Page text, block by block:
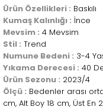
Ürün Özellikleri : Baskılı
Kumaş Kalınlığı : İnce
Mevsim : 4 Mevsim
Stil : Trend
Numune Bedeni : 3-4
Yıkama Derecesi : 40
Ürün Sezonu : 2023/4
Ölçü : Bedenler arası
cm, Alt Boy 18 cm, Üst En